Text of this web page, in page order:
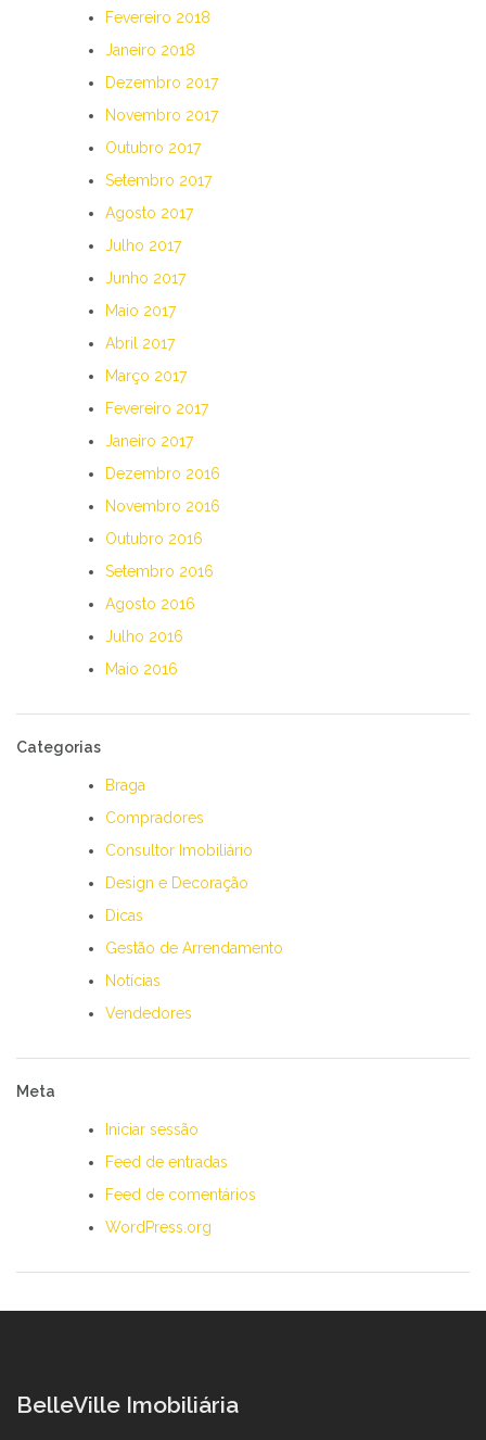
Fevereiro 2018
Janeiro 2018
Dezembro 2017
Novembro 2017
Outubro 2017
Setembro 2017
Agosto 2017
Julho 2017
Junho 2017
Maio 2017
Abril 2017
Março 2017
Fevereiro 2017
Janeiro 2017
Dezembro 2016
Novembro 2016
Outubro 2016
Setembro 2016
Agosto 2016
Julho 2016
Maio 2016
Categorias
Braga
Compradores
Consultor Imobiliário
Design e Decoração
Dicas
Gestão de Arrendamento
Notícias
Vendedores
Meta
Iniciar sessão
Feed de entradas
Feed de comentários
WordPress.org
BelleVille Imobiliária